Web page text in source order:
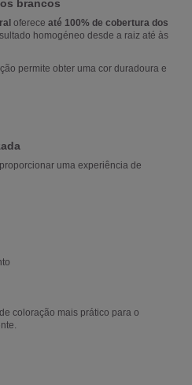
brancos
oferece até 100% de cobertura dos
homogéneo desde a raiz até às
permite obter uma cor duradoura e
uma experiência de
coloração mais prático para o